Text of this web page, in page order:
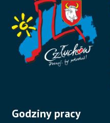
Godziny pracy